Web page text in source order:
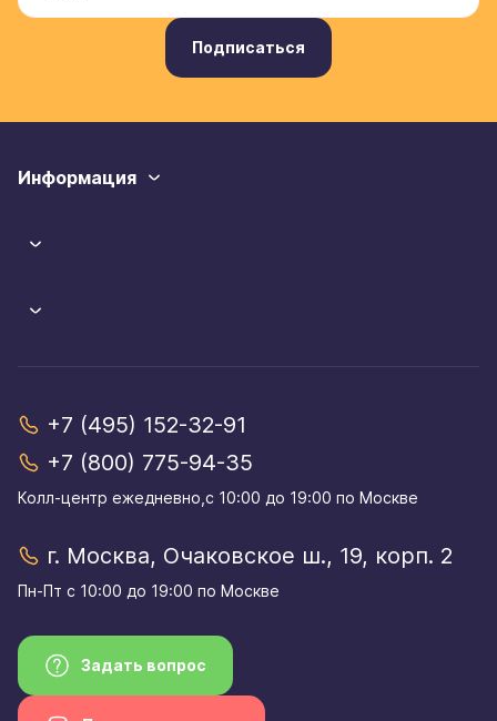
Подписаться
Информация
+7 (495) 152-32-91
+7 (800) 775-94-35
Колл-центр eжедневно,с 10:00 до 19:00 по Москве
г. Москва, Очаковское ш., 19, корп. 2
Пн-Пт с 10:00 до 19:00 по Москве
Задать вопрос